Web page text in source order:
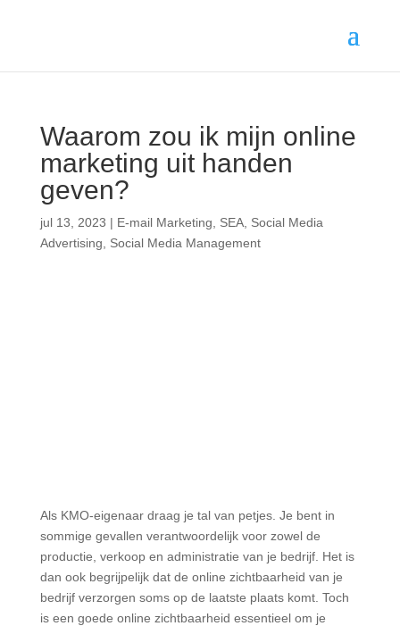
Waarom zou ik mijn online
marketing uit handen
geven?
jul 13, 2023 | E-mail Marketing SEA, Social Media
Advertising
Social Media Management
Als KMO-eigenaar draag je tal van petjes. Je bent in
sommige gevallen verantwoordelijk voor zowel de
productie, verkoop en administratie van je bedrijf. Het is
dan ook begrijpelijk dat de online zichtbaarheid van je
bedrijf verzorgen soms op de laatste plaats komt. Toch
is een goede online zichtbaarheid essentieel om je